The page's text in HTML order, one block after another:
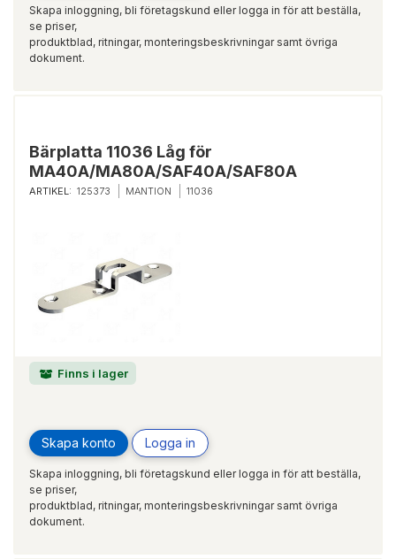
Skapa inloggning, bli företagskund eller logga in för att beställa,
se priser,
produktblad, ritningar, monteringsbeskrivningar samt övriga
dokument.
Bärplatta 11036 Låg för
MA40A/MA80A/SAF40A/SAF80A
ARTIKEL: 125373 MANTION 11036
Finns i lager
Skapa konto Logga in
Skapa inloggning, bli företagskund eller logga in för att beställa,
se priser,
produktblad, ritningar, monteringsbeskrivningar samt övriga
dokument.